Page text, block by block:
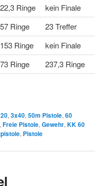
Ringe
kein Finale
Ringe
23 Treffer
Ringe
kein Finale
Ringe 237,3 Ringe
, 3x40, 50m Pistole, 60
, Freie Pistole, Gewehr, KK 60
, Pistole